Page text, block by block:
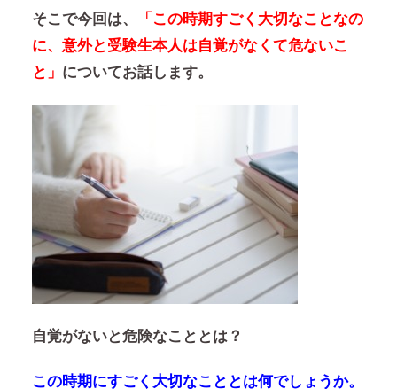
そこで今回は、
「この時期すごく大切なことなの
に、意外と受験生本人は自覚がなくて危ないこ
と」 についてお話します。
自覚がないと危険なこととは？
この時期にすごく大切なこととは何でしょうか。